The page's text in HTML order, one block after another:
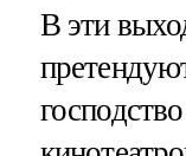
В эти